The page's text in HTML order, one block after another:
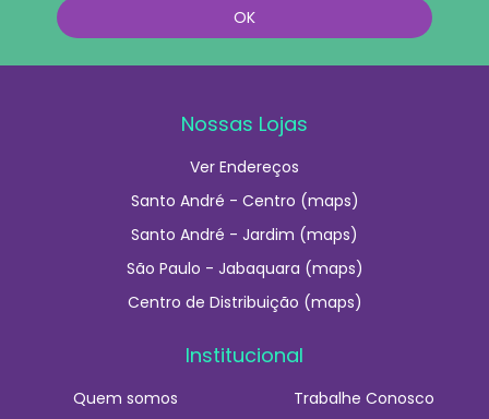
Nossas Lojas
Ver Endereços
Santo André - Centro (maps)
Santo André - Jardim (maps)
São Paulo - Jabaquara (maps)
Centro de Distribuição (maps)
Institucional
Quem somos
Trabalhe Conosco